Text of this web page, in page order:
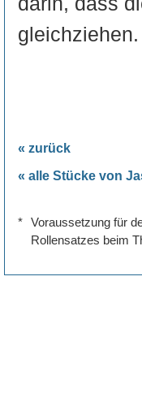
gleichziehen.
« zurück
« alle Stücke von
*
Voraussetzung für
Rollensatzes beim